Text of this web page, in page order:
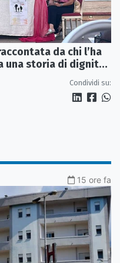
da chi l’ha
una storia di dignità
Condividi su:
15 ore fa